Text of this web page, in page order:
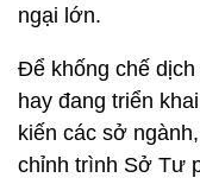
ngại lớn.
Để khống chế
hay đang triển
kiến các sở
chỉnh trình Sở Tư